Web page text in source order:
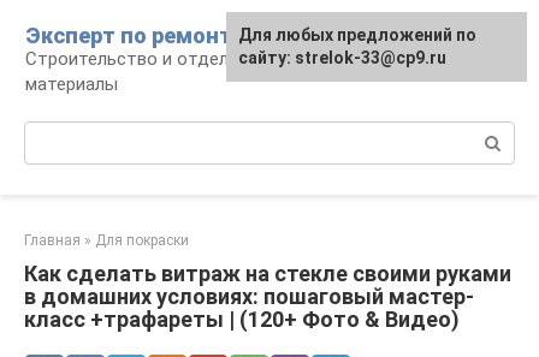
контенту
Эксперт по ремонту
Строительство и отделка: работы и
материалы
Главная » Для покраски
Как сделать витраж на стекле своими руками
в домашних условиях: пошаговый мастер-
класс +трафареты | (120+ Фото & Видео)
Для любых предложений по
сайту: strelok-33@cp9.ru
Для любых предложений по
сайту: strelok-33@cp9.ru